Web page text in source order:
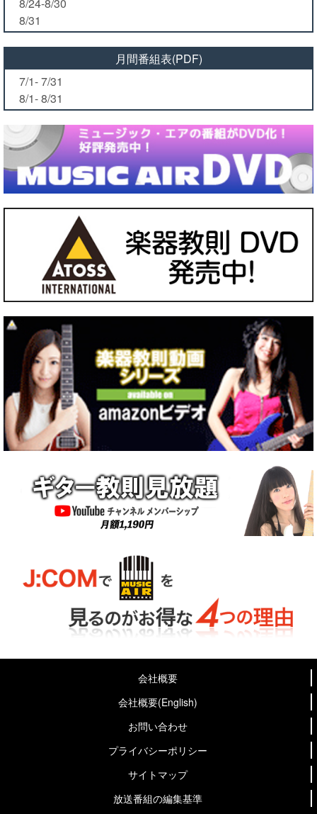
8/31
月間番組表(PDF)
7/1- 7/31
8/1- 8/31
会社概要
会社概要(English)
お問い合わせ
プライバシーポリシー
サイトマップ
放送番組の編集基準